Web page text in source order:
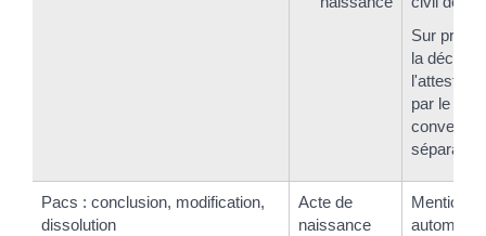
Sur
la
par le
Pacs : conclusion, modification,
dissolution
Acte de
naissance
Mention